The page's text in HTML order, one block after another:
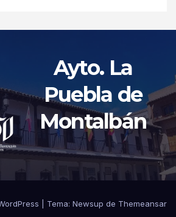
Ayto. La
Puebla de
Montalbán
Tema: Newsup de Themeansar